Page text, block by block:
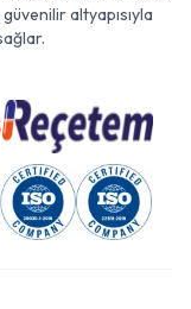
altyapısıyla